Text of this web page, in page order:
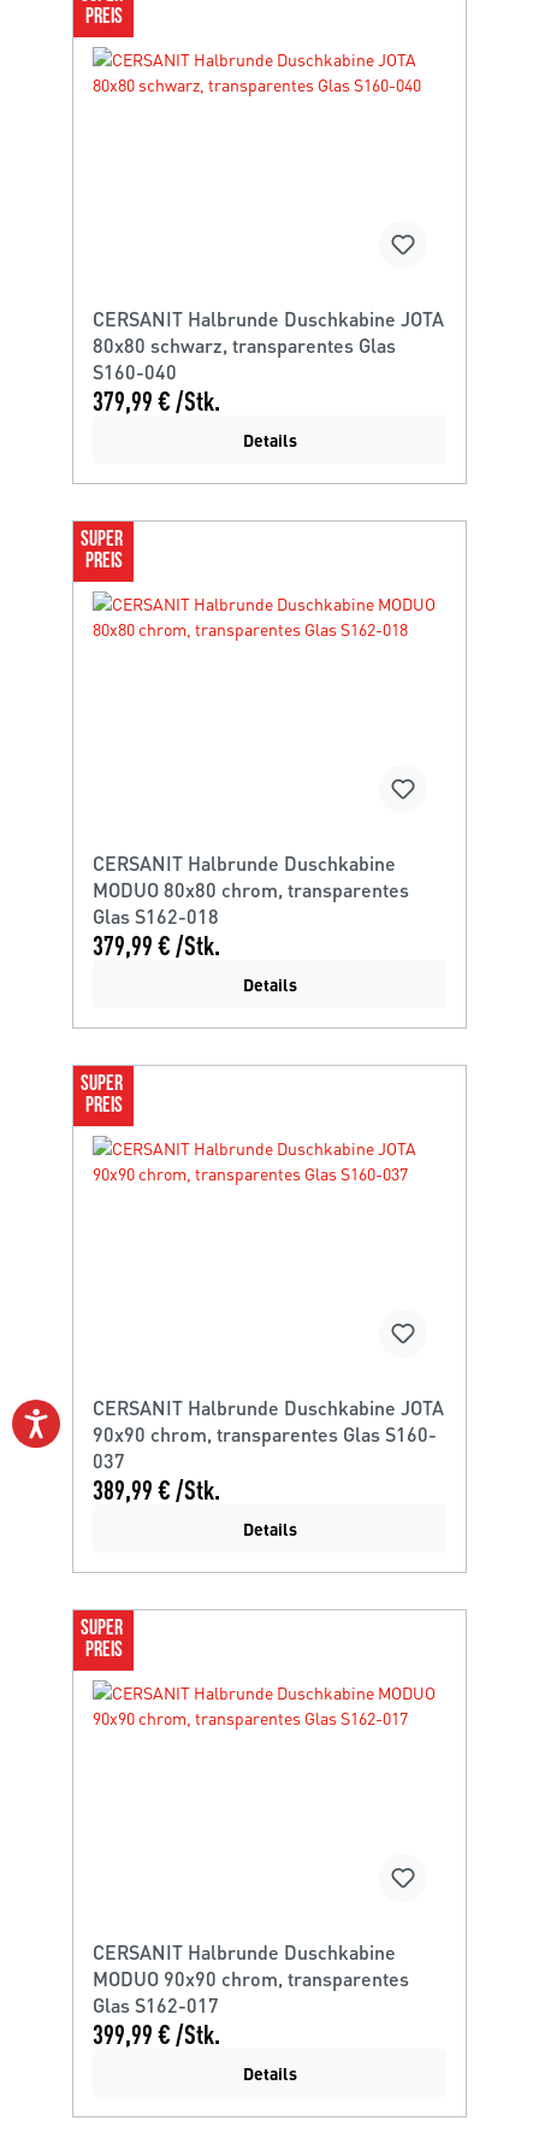
PREIS
CERSANIT Halbrunde Duschkabine JOTA
80x80 schwarz, transparentes Glas
S160-040
379,99 € /Stk.
Details
SUPER
PREIS
CERSANIT Halbrunde Duschkabine
MODUO 80x80 chrom, transparentes
Glas S162-018
379,99 € /Stk.
Details
SUPER
PREIS
CERSANIT Halbrunde Duschkabine JOTA
90x90 chrom, transparentes Glas S160-
037
389,99 € /Stk.
Details
SUPER
PREIS
CERSANIT Halbrunde Duschkabine
MODUO 90x90 chrom, transparentes
Glas S162-017
399,99 € /Stk.
Details